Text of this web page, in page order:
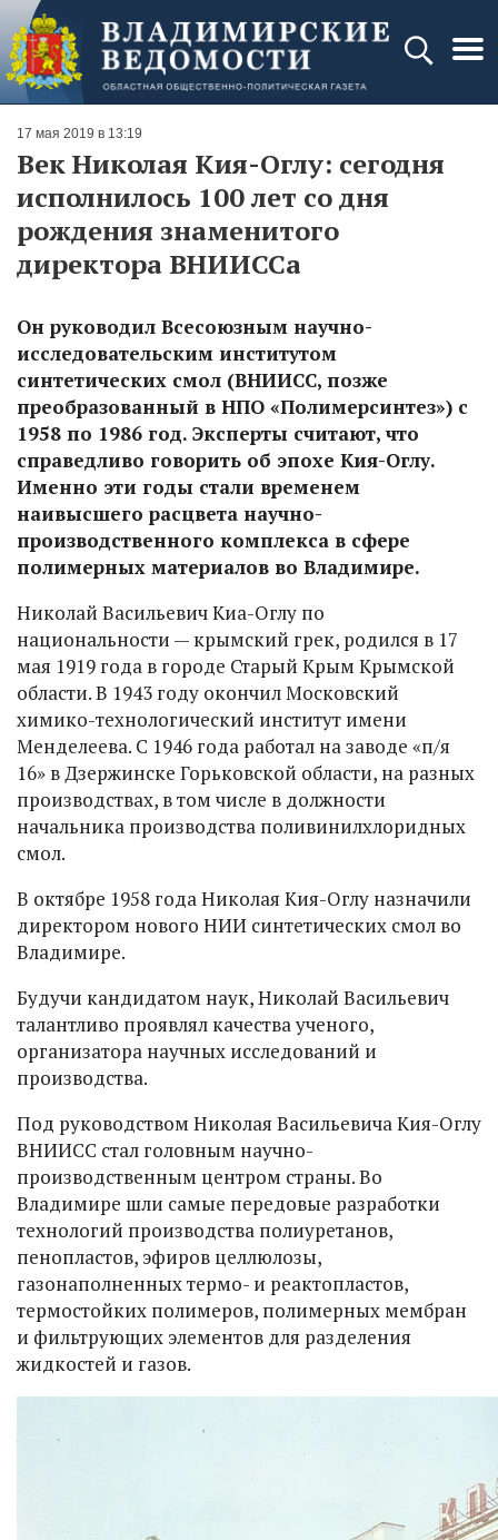
17 мая 2019 в 13:19
Век Николая Кия-Оглу: сегодня
исполнилось 100 лет со дня
рождения знаменитого
директора ВНИИССа
Он руководил Всесоюзным научно-
исследовательским институтом
синтетических смол (ВНИИСС, позже
преобразованный в НПО «Полимерсинтез») с
1958 по 1986 год. Эксперты считают, что
справедливо говорить об эпохе Кия-Оглу.
Именно эти годы стали временем
наивысшего расцвета научно-
производственного комплекса в сфере
полимерных материалов во Владимире.
Николай Васильевич Киа-Оглу по
национальности — крымский грек, родился в 17
мая 1919 года в городе Старый Крым Крымской
области. В 1943 году окончил Московский
химико-технологический институт имени
Менделеева. С 1946 года работал на заводе «п/я
16» в Дзержинске Горьковской области, на разных
производствах, в том числе в должности
начальника производства поливинилхлоридных
смол.
В октябре 1958 года Николая Кия-Оглу назначили
директором нового НИИ синтетических смол во
Владимире.
Будучи кандидатом наук, Николай Васильевич
талантливо проявлял качества ученого,
организатора научных исследований и
производства.
Под руководством Николая Васильевича Кия-Оглу
ВНИИСС стал головным научно-
производственным центром страны. Во
Владимире шли самые передовые разработки
технологий производства полиуретанов,
пенопластов, эфиров целлюлозы,
газонаполненных термо- и реактопластов,
термостойких полимеров, полимерных мембран
и фильтрующих элементов для разделения
жидкостей и газов.